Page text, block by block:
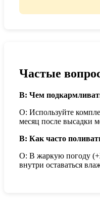
Частые
В: Чем
О: Используйте
месяц после высадки
В: Как часто
О: В жаркую погоду
внутри оставаться